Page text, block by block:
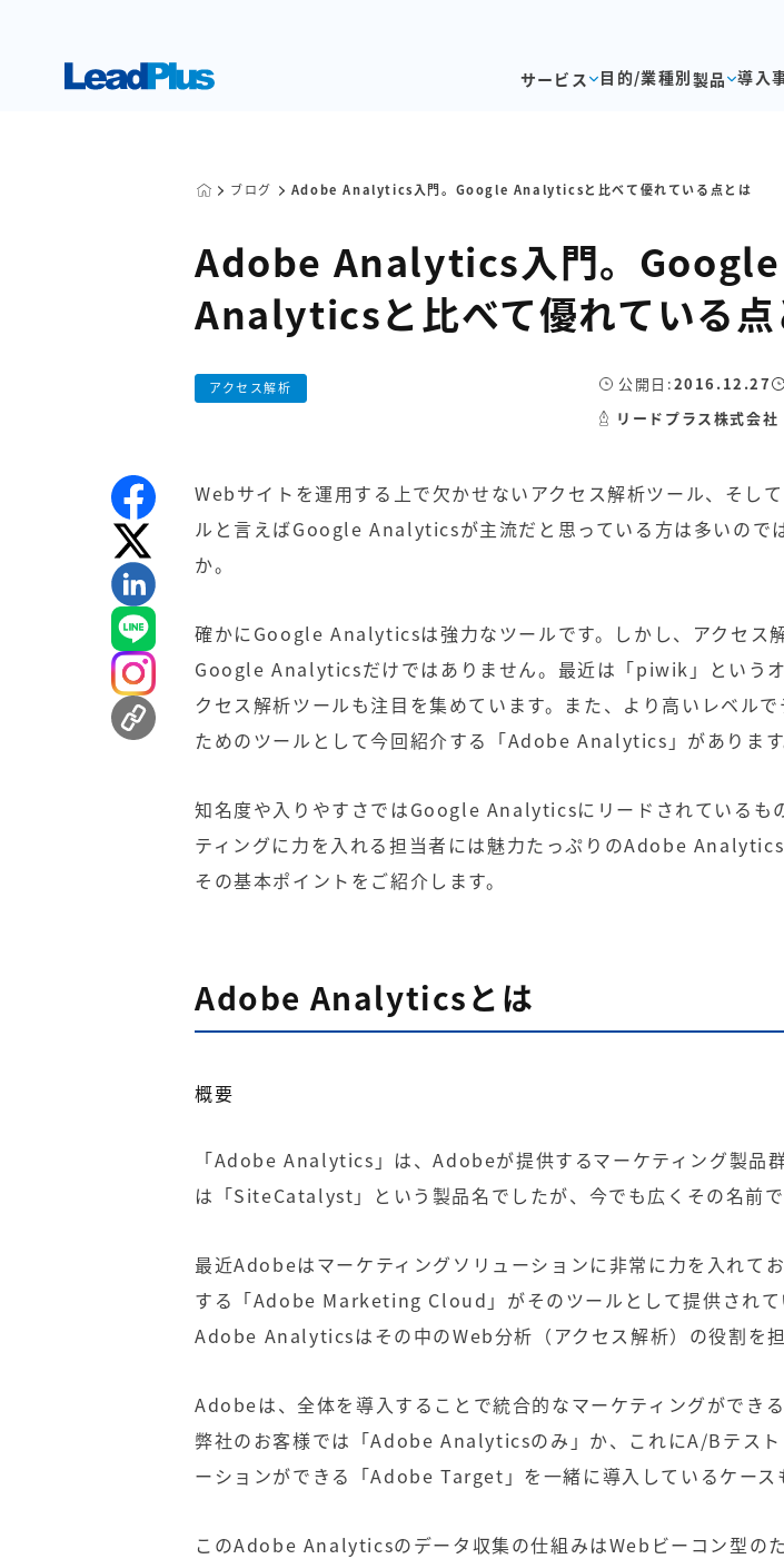
サービス 目的/業種別製品 導入
ブログ Adobe Analytics入門。Google Analyticsと比べて優れている点とは
Adobe Analytics入門。Google
Analyticsと比べて優れている点
アクセス解析 公開日:2016.12.27
リードプラス株式会社
Webサイトを運用する上で欠かせないアクセス解析ツール、そし
ルと言えばGoogle Analyticsが主流だと思っている方は多いので
か。
確かにGoogle Analyticsは強力なツールです。しかし、 アクセス
Google Analyticsだけではありません。最近は「piwik 」という
クセス解析ツールも注目を集めています。また、より高いレベル
ためのツールとして今回紹介する「Adobe Analytics 」があります
知名度や入りやすさではGoogle Analyticsにリードされているも
ティングに力を入れる担当者には魅力たっぷりのAdobe Analytics
その基本ポイントをご紹介します。
Adobe Analyticsとは
概要
「Adobe Analytics 」は、Adobeが提供するマーケティング製品
は「SiteCatalyst 」という製品名でしたが、今でも広くその名前で
最近Adobeはマーケティングソリューションに非常に力を入れて
する「Adobe Marketing Cloud 」がそのツールとして提供されて
Adobe Analyticsはその中のWeb分析（アクセス解析）の役割を担
Adobeは、全体を導入することで統合的なマーケティングができる
弊社のお客様では「Adobe Analyticsのみ」か、これにA/Bテスト
ーションができる「Adobe Target 」を一緒に導入しているケース
このAdobe Analyticsのデータ収集の仕組みはWeb ビーコン型の